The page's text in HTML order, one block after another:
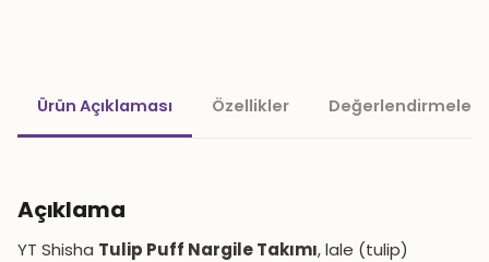
Ürün Açıklaması Özellikler Değerlendirmeler
Açıklama
YT Shisha Tulip Puff Nargile Takımı, lale (tulip)